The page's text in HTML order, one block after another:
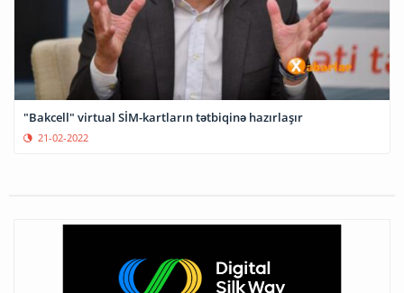
"Bakcell" virtual SİM-kartların tətbiqinə hazırlaşır
21-02-2022